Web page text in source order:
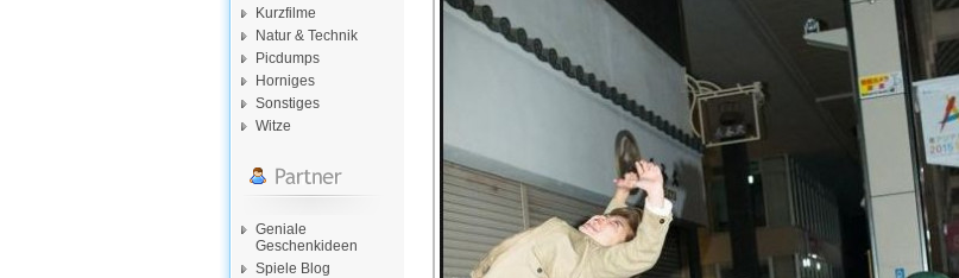
Kurzfilme
Natur & Technik
Picdumps
Horniges
Sonstiges
Witze
Geniale
Geschenkideen
Spiele Blog